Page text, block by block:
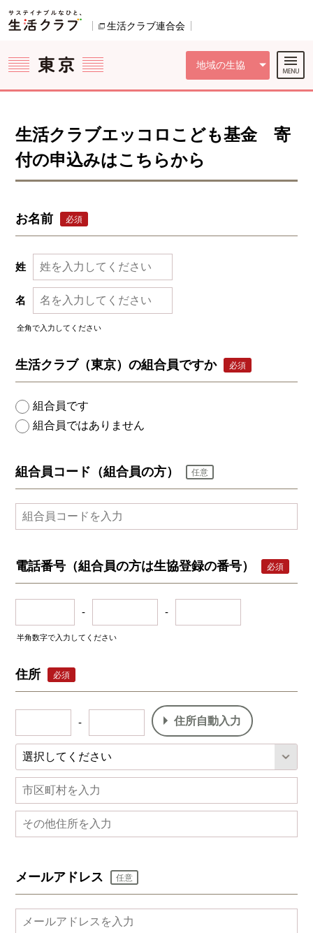
ページの先頭です。
生活クラブ連合会
地域の生協
ここからサイト内共通メニューです。
サイト内共通メニューをスキップする
サイト内共通メニューここまで。
生活クラブエッコロこども基金 寄
付の申込みはこちらから
お名前 必須
姓
名
全角で入力してください
生活クラブ（東京）の組合員ですか 必須
組合員です
組合員ではありません
組合員コード（組合員の方） 任意
電話番号（組合員の方は生協登録の番号） 必須
- -
半角数字で入力してください
住所 必須
- 住所自動入力
メールアドレス 任意